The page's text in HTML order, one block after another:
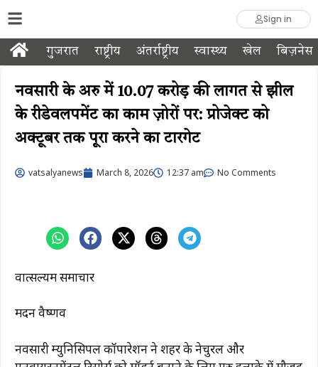
Sign in
गुजरात राष्ट्रीय अंतर्राष्ट्रीय स्वास्थ्य खेल बिज़नेस
नवसारी के अरु में ₹10.07 करोड़ की लागत से झील
के रीडेवलपमेंट का काम ज़ोरों पर: प्रोजेक्ट को
अक्टूबर तक पूरा करने का टारगेट
vatsalyanews March 8, 2026 12:37 am No Comments
वात्सल्यम समाचार
मदन वैष्णव
नवसारी म्युनिसिपल कॉर्पोरेशन ने शहर के नेचुरल और